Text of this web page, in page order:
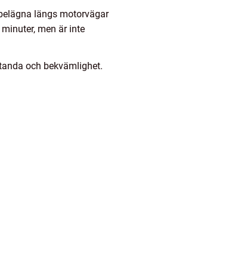
längs motorvägar
men är inte
och bekvämlighet.